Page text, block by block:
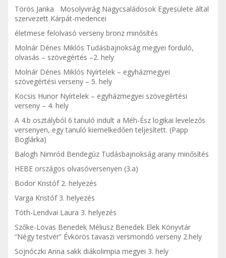
Törös Janka Mosolyvirág Nagycsaládosok Egyesülete által
szervezett Kárpát-medencei
életmese felolvasó verseny bronz minősítés
Molnár Dénes Miklós Tudásbajnokság megyei forduló,
olvasás – szövegértés –2. hely
Molnár Dénes Miklós Nyírtelek – egyházmegyei
szövegértési verseny – 5. hely
Kocsis Hunor Nyírtelek – egyházmegyei szövegértési
verseny – 4. hely
A 4.b osztályból 6 tanuló indult a Méh-Ész logikai levelezős
versenyen, egy tanuló kiemelkedően teljesített. (Papp
Boglárka)
Balogh Nimród Bendegúz Tudásbajnokság arany minősítés
HEBE országos olvasóversenyen (3.a)
Bodor Kristóf 2. helyezés
Varga Kristóf 3. helyezés
Tóth-Lendvai Laura 3. helyezés
Szőke-Lovas Benedek Méliusz Benedek Elek Könyvtár
“Négy testvér” Évkörös tavaszi versmondó verseny 2.hely
Sojnóczki Anna sakk diákolimpia megyei 3. hely